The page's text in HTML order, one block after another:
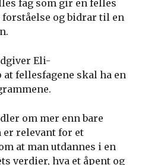
fag som gir en felles
og bidrar til en
Eli-
fellesfagene skal ha en
om mer enn bare
relevant for et
at man utdannes i en
verdier, hva et åpent og